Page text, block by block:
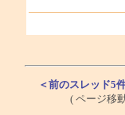
＜前のスレッド5
( ページ移